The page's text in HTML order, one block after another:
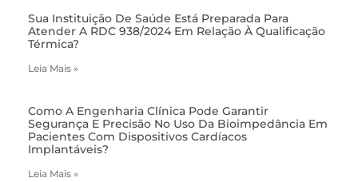
Sua Instituição De Saúde Está Preparada Para
Atender A RDC 938/2024 Em Relação À Qualificação
Térmica?
Leia Mais »
Como A Engenharia Clínica Pode Garantir
Segurança E Precisão No Uso Da Bioimpedância Em
Pacientes Com Dispositivos Cardíacos
Implantáveis?
Leia Mais »